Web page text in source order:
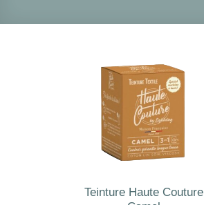
Teinture Haute Couture